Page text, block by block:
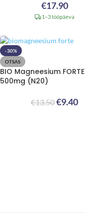
€17.90
1–3 tööpäeva
-30%
OTSAS
BIO Magneesium FORTE
500mg (N20)
€13.50€9.40